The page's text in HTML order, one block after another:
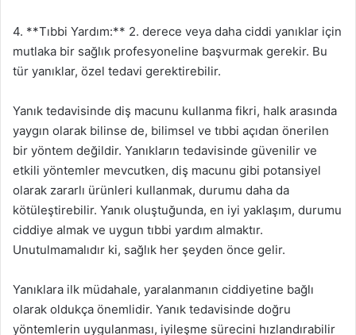
4. **Tıbbi Yardım:** 2. derece veya daha ciddi yanıklar için
mutlaka bir sağlık profesyoneline başvurmak gerekir. Bu
tür yanıklar, özel tedavi gerektirebilir.
Yanık tedavisinde diş macunu kullanma fikri, halk arasında
yaygın olarak bilinse de, bilimsel ve tıbbi açıdan önerilen
bir yöntem değildir. Yanıkların tedavisinde güvenilir ve
etkili yöntemler mevcutken, diş macunu gibi potansiyel
olarak zararlı ürünleri kullanmak, durumu daha da
kötüleştirebilir. Yanık oluştuğunda, en iyi yaklaşım, durumu
ciddiye almak ve uygun tıbbi yardım almaktır.
Unutulmamalıdır ki, sağlık her şeyden önce gelir.
Yanıklara ilk müdahale, yaralanmanın ciddiyetine bağlı
olarak oldukça önemlidir. Yanık tedavisinde doğru
yöntemlerin uygulanması, iyileşme sürecini hızlandırabilir